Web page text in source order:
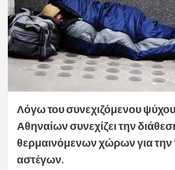
Λόγω του συνεχιζόμενου
Αθηναίων συνεχίζει την
θερμαινόμενων χώρων για
αστέγων.